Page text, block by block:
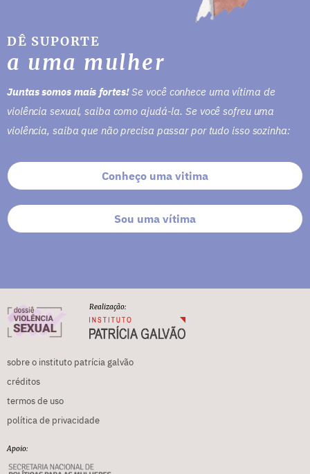
DÊ SUPORTE
a uma mulher
Juntas somos mais fortes!Se você conhece uma vítima de
violência sexual, saiba como ajudá-la. Se você sofreu uma
violência, saiba que não precisa passar por tudo isso sozinha:
Conheço uma vitima
Sou uma vítima
Realização:
sobre o instituto patrícia galvão
créditos
termos de uso
política de privacidade
Apoio: